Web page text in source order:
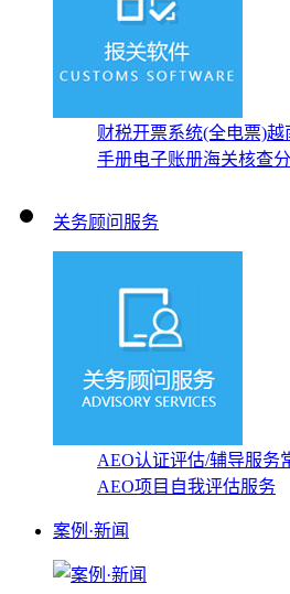
财税开票系统(全电票)越
手册电子账册海关核查
关务顾问服务
AEO认证评估/辅导服务
AEO项目自我评估服务
案例·新闻